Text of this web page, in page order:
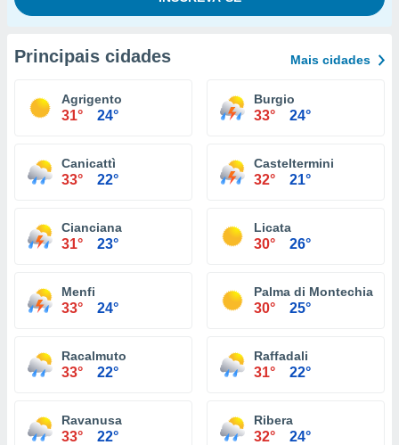
Principais cidades Mais cidades
Agrigento
31° 24°
Burgio
33° 24°
Canicattì
33° 22°
Casteltermini
32° 21°
Cianciana
31° 23°
Licata
30° 26°
Menfi
33° 24°
Palma di Montechiaro
30° 25°
Racalmuto
33° 22°
Raffadali
31° 22°
Ravanusa
33° 22°
Ribera
32° 24°